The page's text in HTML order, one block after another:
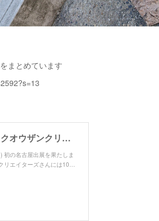
まとめています
つくし堂 & カクオウザンクリエイターズ 出展の旅
初の名古屋出展を果たしま
リエイターズさんには10…